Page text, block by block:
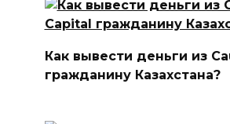
Как вывести деньги из
гражданину Казахстана?